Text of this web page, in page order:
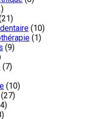
(10)
(1)
(9)
(7)
(10)
(27)